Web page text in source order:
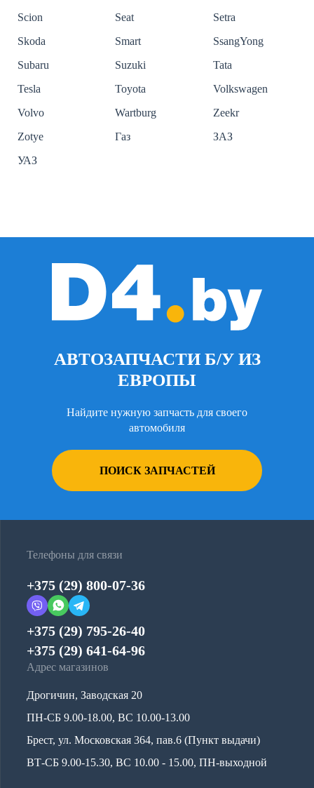
Scion
Seat
Setra
Skoda
Smart
SsangYong
Subaru
Suzuki
Tata
Tesla
Toyota
Volkswagen
Volvo
Wartburg
Zeekr
Zotye
Газ
ЗАЗ
УАЗ
АВТОЗАПЧАСТИ Б/У ИЗ
ЕВРОПЫ
Найдите нужную запчасть для своего
автомобиля
ПОИСК ЗАПЧАСТЕЙ
Телефоны для связи
+375 (29) 800-07-36
+375 (29) 795-26-40
+375 (29) 641-64-96
Адрес магазинов
Дрогичин, Заводская 20
ПН-СБ 9.00-18.00, ВС 10.00-13.00
Брест, ул. Московская 364, пав.6 (Пункт выдачи)
ВТ-СБ 9.00-15.30, ВС 10.00 - 15.00, ПН-выходной